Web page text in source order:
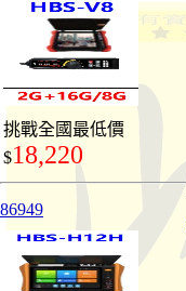
挑戰全國最低價
$18,220
86949